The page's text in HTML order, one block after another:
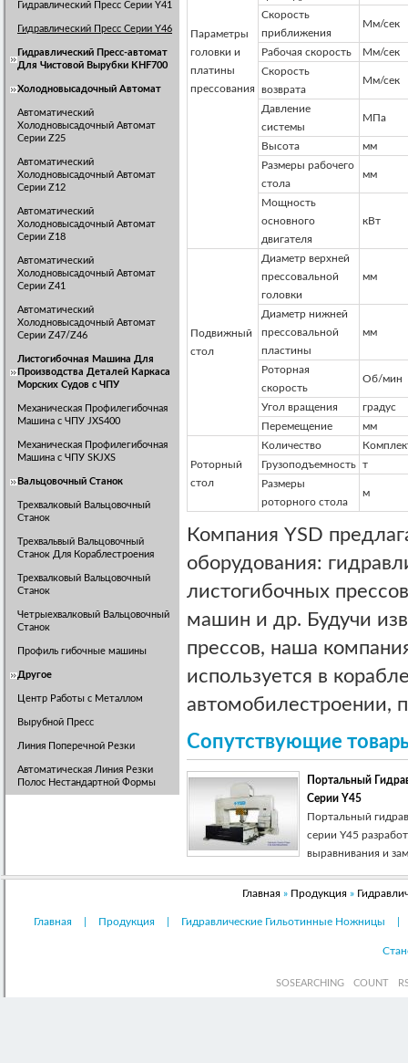
Гидравлический Пресс Серии Y41
Гидравлический Пресс Серии Y46
Гидравлический Пресс-автомат
Для Чистовой Вырубки KHF700
Холодновысадочный Автомат
Автоматический
Холодновысадочный Автомат
Серии Z25
Автоматический
Холодновысадочный Автомат
Серии Z12
Автоматический
Холодновысадочный Автомат
Серии Z18
Автоматический
Холодновысадочный Автомат
Серии Z41
Автоматический
Холодновысадочный Автомат
Серии Z47/Z46
Листогибочная Машина Для
Производства Деталей Каркаса
Морских Судов с ЧПУ
Механическая Профилегибочная
Машина с ЧПУ JXS400
Механическая Профилегибочная
Машина с ЧПУ SKJXS
Вальцовочный Станок
Трехвалковый Вальцовочный
Станок
Трехвальвый Вальцовочный
Станок Для Кораблестроения
Трехвалковый Вальцовочный
Станок
Четрыехвалковый Вальцовочный
Станок
Профиль гибочные машины
Другое
Центр Работы с Металлом
Вырубной Пресс
Линия Поперечной Резки
Автоматическая Линия Резки
Полос Нестандартной Формы
Параметры
головки и
платины
прессования
Скорость
приближения
Мм/сек
Рабочая скорость
Мм/сек
Скорость
возврата
Мм/сек
Давление
системы
МПа
Высота
мм
Размеры рабочего
стола
мм
Мощность
основного
двигателя
кВт
Подвижный
стол
Диаметр верхней
прессовальной
головки
мм
Диаметр нижней
прессовальной
пластины
мм
Роторная
скорость
Об/мин
Угол вращения
градус
Перемещение
мм
Роторный
стол
Количество
Грузоподъемность т
Размеры
роторного стола
м
Компания YSD
оборудования:
листогибочных
машин и др. Будучи
прессов, наша
используется в
автомобилестроении,
Сопутствующие
Портальный
Серии Y45
Портальный
серии Y45
выравнивания и
Главная » Продукция »
Главная Продукция Гидравлические Гильотинные Ножницы
SOSEARCHING COUNT